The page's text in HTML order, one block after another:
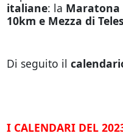
italiane: la Maratona
10km e Mezza di
Di seguito il
I CALENDARI DEL